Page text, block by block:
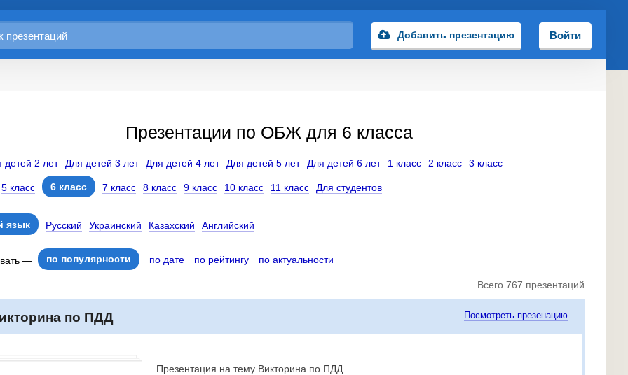
Добавить презентацию Войти
Презентации по ОБЖ для 6 класса
детей 2 лет Для детей 3 лет Для детей 4 лет Для детей 5 лет Для детей 6 лет 1 класс 2 класс 3 класс
5 класс 6 класс 7 класс 8 класс 9 класс 10 класс 11 класс Для студентов
язык Русский Украинский Казахский Английский
— по популярности по дате по рейтингу по актуальности
Всего 767 презентаций
по ПДД Посмотреть презенацию
Презентация на тему Викторина по ПДД